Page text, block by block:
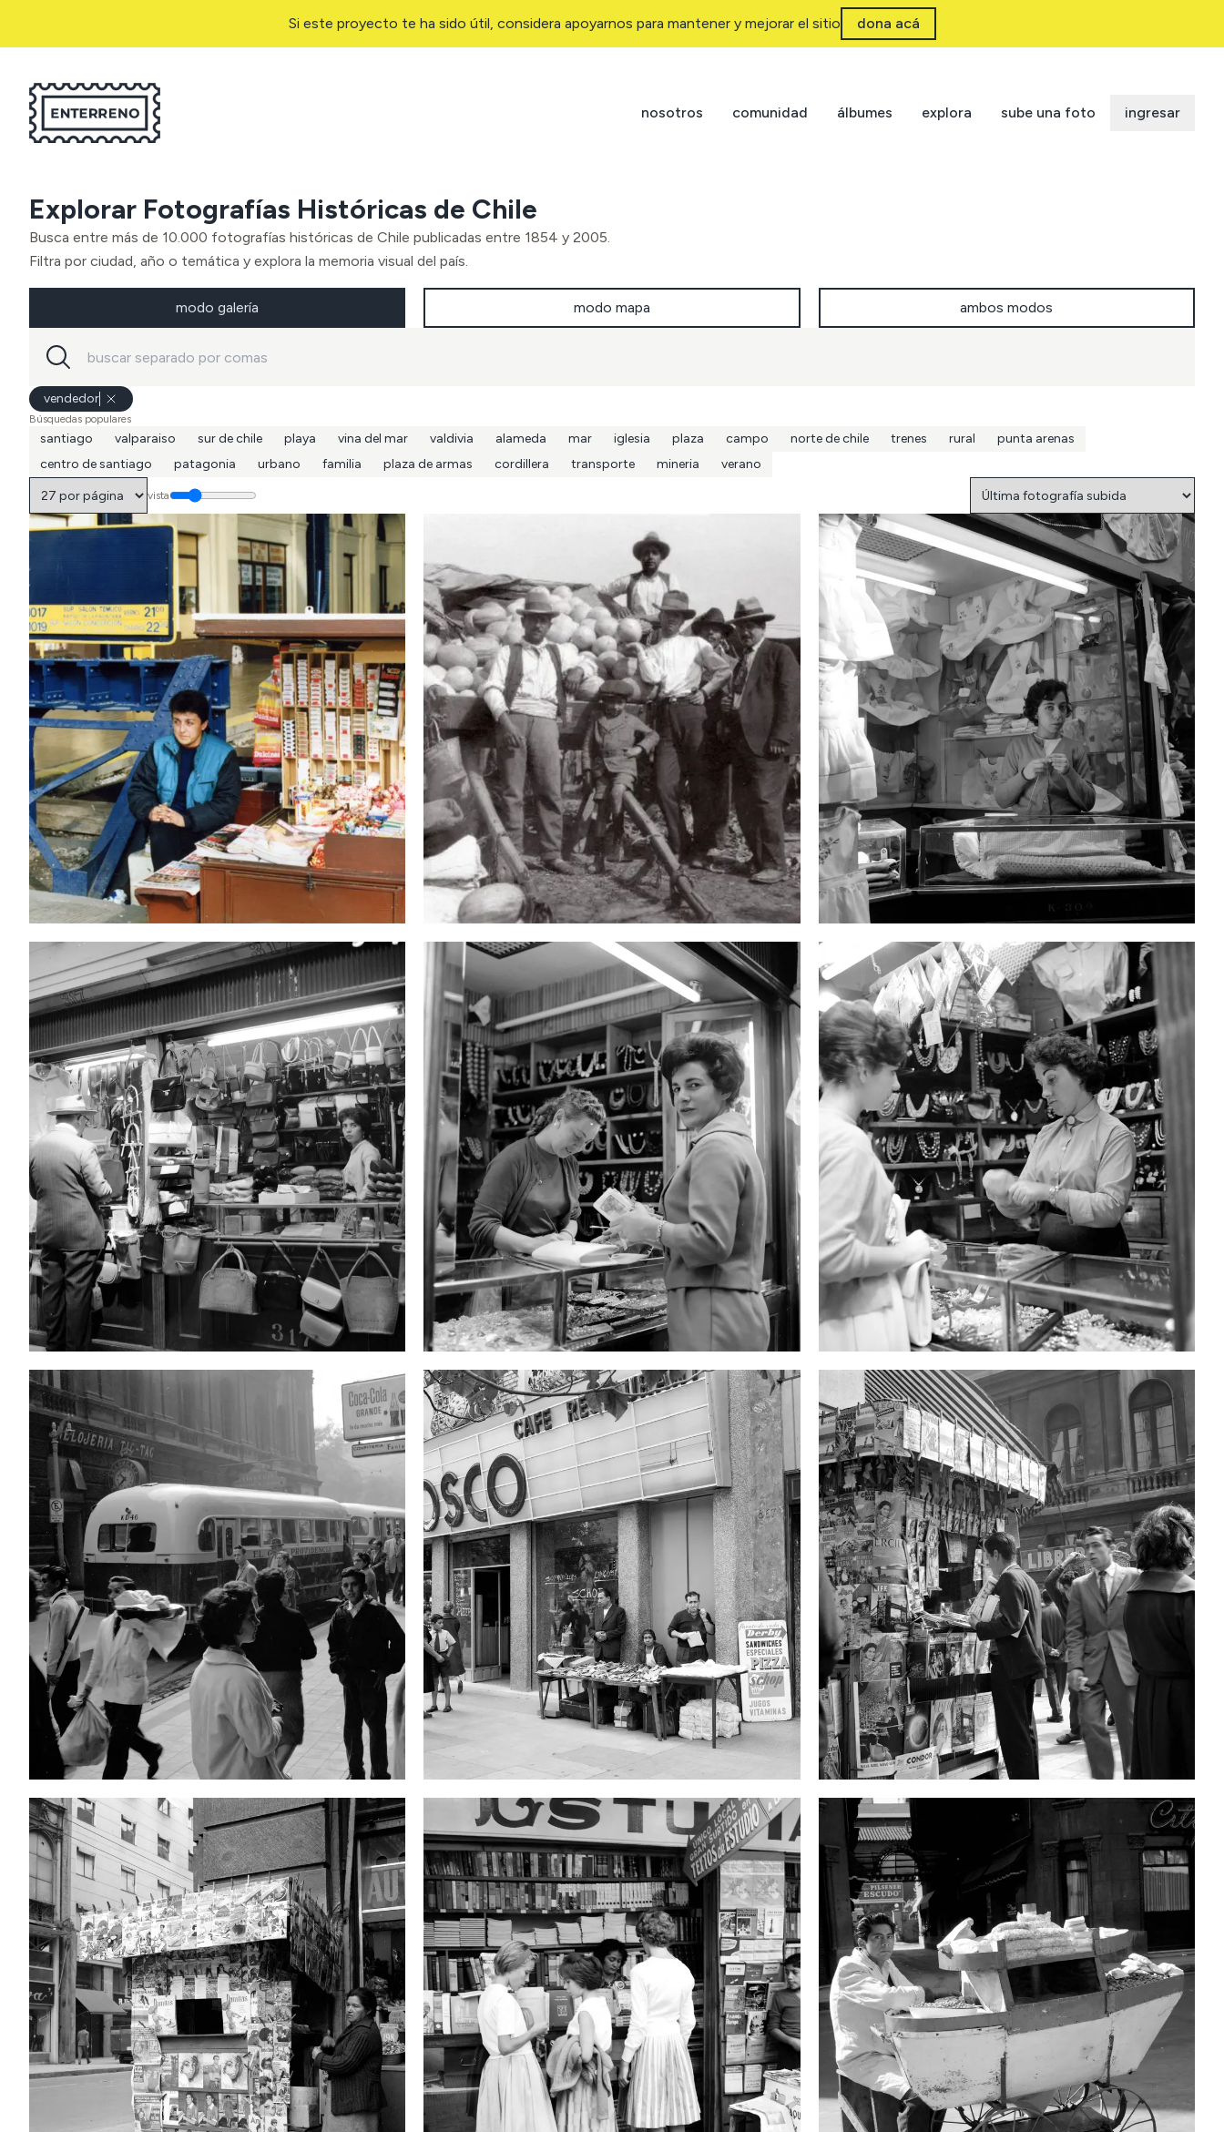
Si este proyecto te ha sido útil, considera apoyarnos para mantener y mejorar el sitio dona acá
nosotros comunidad álbumes explora sube una foto ingresar
Explorar Fotografías Históricas de Chile
Busca entre más de 10.000 fotografías históricas de Chile publicadas entre 1854 y 2005.
Filtra por ciudad, año o temática y explora la memoria visual del país.
modo galería modo mapa ambos modos
vendedor
Búsquedas populares
santiago valparaiso sur de chile playa vina del mar valdivia alameda mar iglesia plaza campo norte de chile trenes rural
punta arenas
centro de santiago
patagonia urbano familia plaza de armas cordillera transporte mineria verano
vista